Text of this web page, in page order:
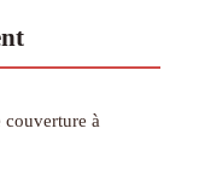
couverture à